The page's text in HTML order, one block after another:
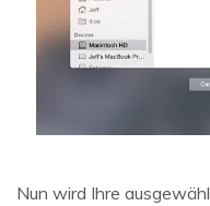
Nun wird Ihre